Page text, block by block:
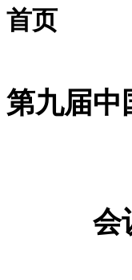
首页
第九届中
会